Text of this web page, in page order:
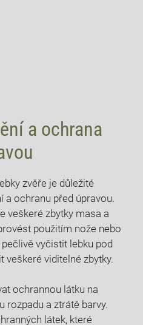
a ochrana
zvěře je důležité
a ochranu před úpravou.
veškeré zbytky masa a
použitím nože nebo
vyčistit lebku pod
veškeré viditelné zbytky.
ochrannou látku na
rozpadu a ztrátě barvy.
látek, které